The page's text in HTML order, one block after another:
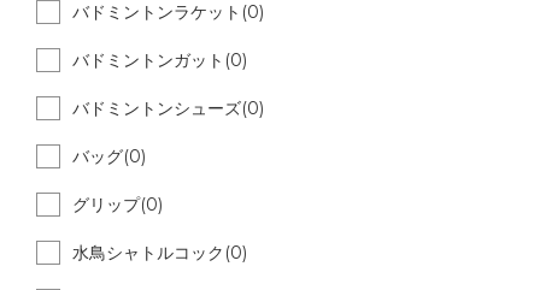
バドミントンラケット(0)
バドミントンガット(0)
バドミントンシューズ(0)
バッグ(0)
グリップ(0)
水鳥シャトルコック(0)